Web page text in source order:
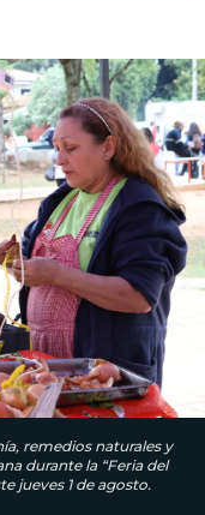
remedios naturales y
durante la “Feria del
jueves 1 de agosto.